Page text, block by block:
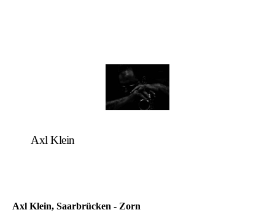
Axl Klein
Axl Klein, Saarbrücken - Zorn